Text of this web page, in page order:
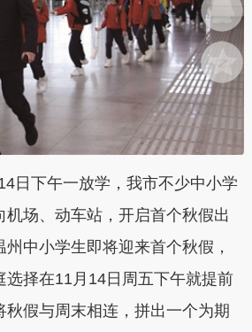
下午一放学，我市不少中小学
机场、动车站，开启首个秋假出
中小学生即将迎来首个秋假，
选择在11月14日周五下午就提前
秋假与周末相连，拼出一个为期